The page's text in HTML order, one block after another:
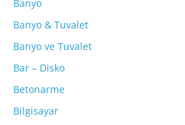
Banyo
Banyo & Tuvalet
Banyo ve Tuvalet
Bar – Disko
Betonarme
Bilgisayar